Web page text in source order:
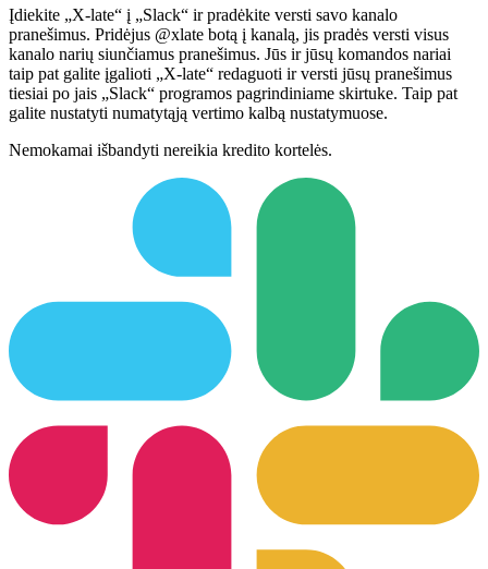
Įdiekite „X-late“ į „Slack“ ir pradėkite versti savo kanalo
pranešimus. Pridėjus @xlate botą į kanalą, jis pradės versti visus
kanalo narių siunčiamus pranešimus. Jūs ir jūsų komandos nariai
taip pat galite įgalioti „X-late“ redaguoti ir versti jūsų pranešimus
tiesiai po jais „Slack“ programos pagrindiniame skirtuke. Taip pat
galite nustatyti numatytąją vertimo kalbą nustatymuose.
Nemokamai išbandyti nereikia kredito kortelės.